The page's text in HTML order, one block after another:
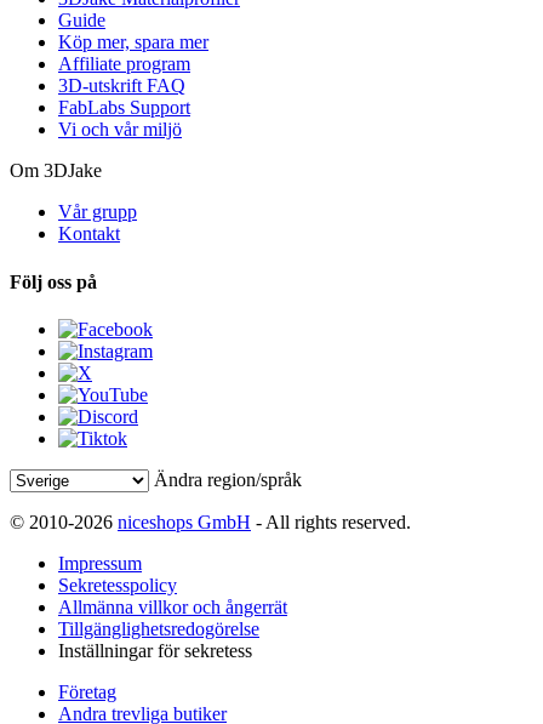
Guide
Köp mer, spara mer
Affiliate program
3D-utskrift FAQ
FabLabs Support
Vi och vår miljö
Om 3DJake
Vår grupp
Kontakt
Följ oss på
Ändra region/språk
© 2010-2026 niceshops GmbH - All rights reserved.
Impressum
Sekretesspolicy
Allmänna villkor och ångerrät
Tillgänglighetsredogörelse
Inställningar för sekretess
Företag
Andra trevliga butiker